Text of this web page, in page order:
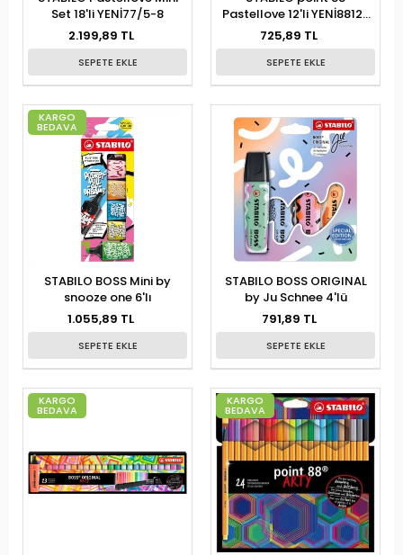
Set 18'li YENİ77/5-8
2.199,89 TL
SEPETE EKLE
Pastellove 12'li YENİ8812-
7-7
725,89 TL
SEPETE EKLE
KARGO
BEDAVA
STABILO BOSS Mini by
snooze one 6'lı
1.055,89 TL
SEPETE EKLE
STABILO BOSS ORIGINAL
by Ju Schnee 4'lü
791,89 TL
SEPETE EKLE
KARGO
BEDAVA
KARGO
BEDAVA